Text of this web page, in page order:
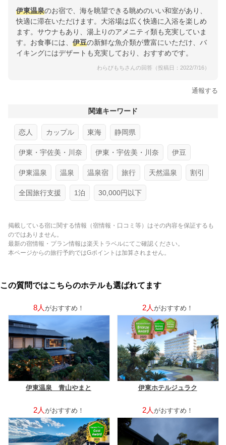
伊東温泉のお宿で、海を眺望できる眺めのいい和室があり、
快適に滞在いただけます。大浴場は広く快適に入浴を楽しめ
ます。サウナもあり、湯上りのアメニティ類も充実していま
す。お食事には、 伊豆の新鮮な魚介類が豊富にいただけ、バ
イキングにはデザートも充実しており、おすすめです。
わらびもちさんの回答（投稿日：2022/7/16）
通報する
関連キーワード
恋人 カップル 東海 静岡県
伊東・宇佐美・川奈 伊東・宇佐美・川奈 伊豆
伊東温泉 温泉 温泉宿 旅行 天然温泉 割引
全国旅行支援 1泊 30,000円以下
掲載している宿に関する情報（宿情報・口コミ等）はその内容を保証するも
のではありません。
最新の宿情報・プラン情報は楽天トラベルにてご確認ください。
本ページからの旅行予約ではGポイントは加算されません。
この質問ではこちらのホテルも選ばれてます
8人 がおすすめ！
伊東温泉 青山やまと
2人 がおすすめ！
伊東ホテルジュラク
2人 がおすすめ！ 2人 がおすすめ！